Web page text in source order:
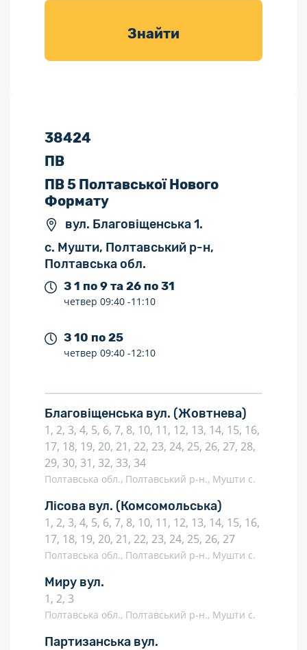
товарів для
Знайти
38424
ПВ
ПВ 5 Полтавської Нового
Формату
вул. Благовіщенська 1.
с. Мушти, Полтавський р-н,
Полтавська обл.
З 1 по 9 та 26 по 31
четвер 09:40 -11:10
З 10 по 25
четвер 09:40 -12:10
Благовіщенська вул. (Жовтнева)
1, 2, 3, 4, 5, 6, 7, 8, 10, 11, 12, 13, 14, 15, 16,
17, 18, 19, 20, 21, 22, 23, 24, 25, 26, 27, 28,
29, 30, 31, 32, 33, 34
Полтавська обл., Полтавський р-н., Мушти с.
Лісова вул. (Комсомольська)
1, 2, 3, 4, 5, 6, 7, 8, 10, 11, 12, 13, 14, 15, 16,
17, 18, 19, 20, 21, 22, 23, 24, 25, 26, 27
Полтавська обл., Полтавський р-н., Мушти с.
Миру вул.
1, 2, 3
Полтавська обл., Полтавський р-н., Мушти с.
Партизанська вул.